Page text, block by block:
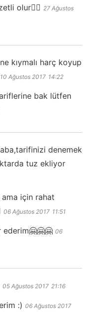
olur👍🏻 27 Ağustos
kıymalı harç koyup
10 Ağustos 2017 14:22
bak lütfen
denemek
tuz ekliyor
için rahat
06 Ağustos 2017 11:51
ederim🤗🤗🤗 06
05 Ağustos 2017 21:16
:) 06 Ağustos 2017